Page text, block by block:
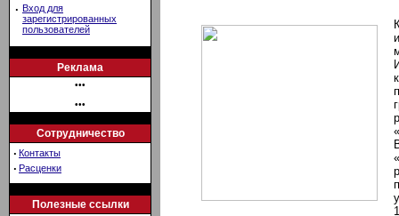
· Вход для
зарегистрированных
пользователей
Реклама
•••
•••
Сотрудничество
· Контакты
· Расценки
Полезные ссылки